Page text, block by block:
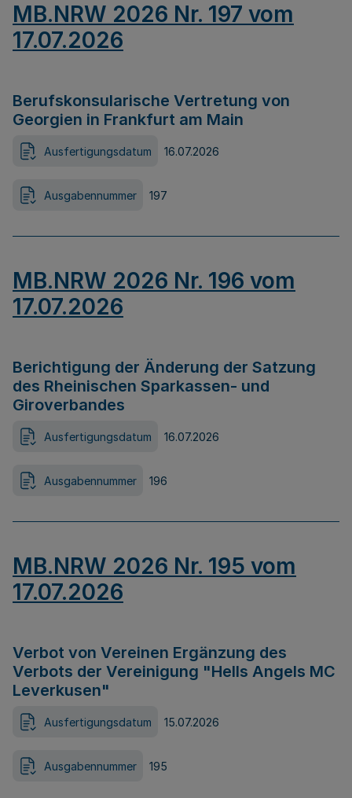
MB.NRW 2026 Nr. 197 vom
17.07.2026
Berufskonsularische Vertretung von
Georgien in Frankfurt am Main
Ausfertigungsdatum 16.07.2026
Ausgabennummer 197
MB.NRW 2026 Nr. 196 vom
17.07.2026
Berichtigung der Änderung der Satzung
des Rheinischen Sparkassen- und
Giroverbandes
Ausfertigungsdatum 16.07.2026
Ausgabennummer 196
MB.NRW 2026 Nr. 195 vom
17.07.2026
Verbot von Vereinen Ergänzung des
Verbots der Vereinigung "Hells Angels MC
Leverkusen"
Ausfertigungsdatum 15.07.2026
Ausgabennummer 195